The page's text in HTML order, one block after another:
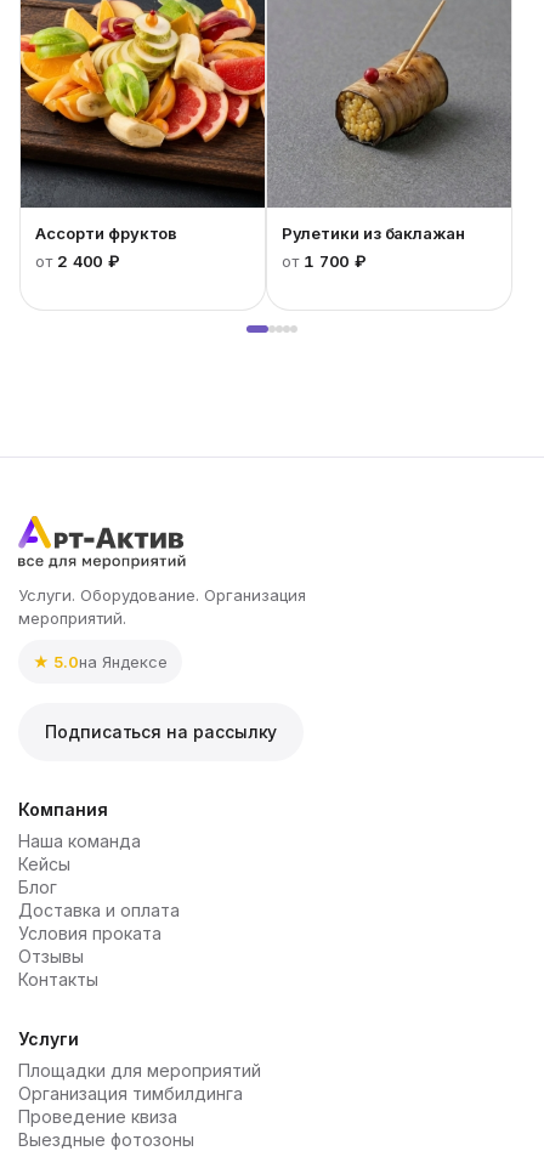
Ассорти фруктов
от 2 400 ₽
Рулетики из баклажан
от 1 700 ₽
Услуги. Оборудование. Организация
мероприятий.
★ 5.0на Яндексе
Подписаться на рассылку
Компания
Наша команда
Кейсы
Блог
Доставка и оплата
Условия проката
Отзывы
Контакты
Услуги
Площадки для мероприятий
Организация тимбилдинга
Проведение квиза
Выездные фотозоны